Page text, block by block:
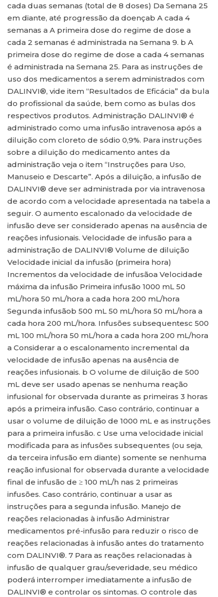
cada duas semanas (total de 8 doses) Da Semana 25
em diante, até progressão da doençab A cada 4
semanas a A primeira dose do regime de dose a
cada 2 semanas é administrada na Semana 9. b A
primeira dose do regime de dose a cada 4 semanas
é administrada na Semana 25. Para as instruções de
uso dos medicamentos a serem administrados com
DALINVI®, vide item “Resultados de Eficácia” da bula
do profissional da saúde, bem como as bulas dos
respectivos produtos. Administração DALINVI® é
administrado como uma infusão intravenosa após a
diluição com cloreto de sódio 0,9%. Para instruções
sobre a diluição do medicamento antes da
administração veja o item “Instruções para Uso,
Manuseio e Descarte”. Após a diluição, a infusão de
DALINVI® deve ser administrada por via intravenosa
de acordo com a velocidade apresentada na tabela a
seguir. O aumento escalonado da velocidade de
infusão deve ser considerado apenas na ausência de
reações infusionais. Velocidade de infusão para a
administração de DALINVI® Volume de diluição
Velocidade inicial da infusão (primeira hora)
Incrementos da velocidade de infusãoa Velocidade
máxima da infusão Primeira infusão 1000 mL 50
mL/hora 50 mL/hora a cada hora 200 mL/hora
Segunda infusãob 500 mL 50 mL/hora 50 mL/hora a
cada hora 200 mL/hora. Infusões subsequentesc 500
mL 100 mL/hora 50 mL/hora a cada hora 200 mL/hora
a Considerar a o escalonamento incremental da
velocidade de infusão apenas na ausência de
reações infusionais. b O volume de diluição de 500
mL deve ser usado apenas se nenhuma reação
infusional for observada durante as primeiras 3 horas
após a primeira infusão. Caso contrário, continuar a
usar o volume de diluição de 1000 mL e as instruções
para a primeira infusão. c Use uma velocidade inicial
modificada para as infusões subsequentes (ou seja,
da terceira infusão em diante) somente se nenhuma
reação infusional for observada durante a velocidade
final de infusão de ≥ 100 mL/h nas 2 primeiras
infusões. Caso contrário, continuar a usar as
instruções para a segunda infusão. Manejo de
reações relacionadas à infusão Administrar
medicamentos pré-infusão para reduzir o risco de
reações relacionadas à infusão antes do tratamento
com DALINVI®. 7 Para as reações relacionadas à
infusão de qualquer grau/severidade, seu médico
poderá interromper imediatamente a infusão de
DALINVI® e controlar os sintomas. O controle das